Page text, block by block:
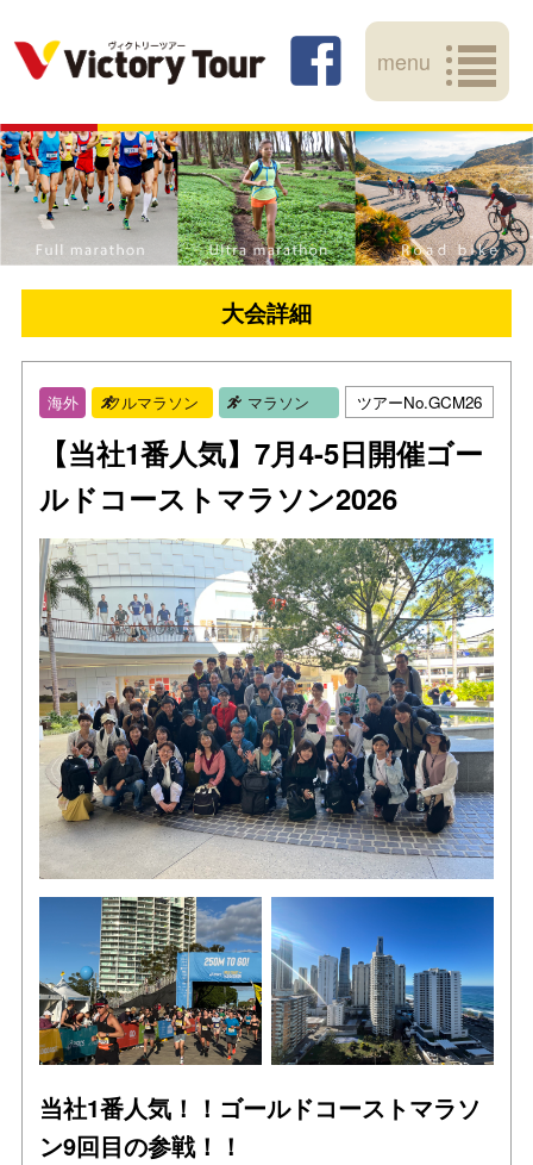
menu
大会詳細
海外 フルマラソン マラソン ツアーNo.GCM26
【当社1番人気】7月4-5日開催ゴー
ルドコーストマラソン2026
当社1番人気！！ゴールドコーストマラソ
ン9回目の参戦！！